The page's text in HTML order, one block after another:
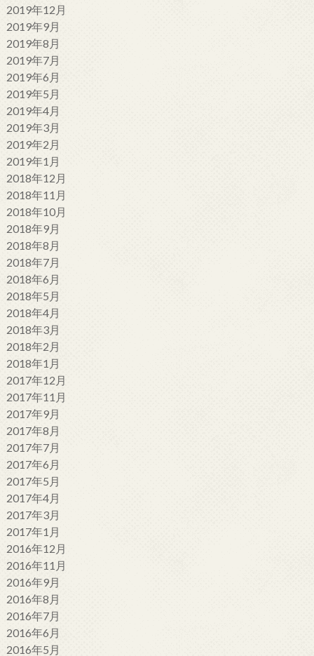
2019年12月
2019年9月
2019年8月
2019年7月
2019年6月
2019年5月
2019年4月
2019年3月
2019年2月
2019年1月
2018年12月
2018年11月
2018年10月
2018年9月
2018年8月
2018年7月
2018年6月
2018年5月
2018年4月
2018年3月
2018年2月
2018年1月
2017年12月
2017年11月
2017年9月
2017年8月
2017年7月
2017年6月
2017年5月
2017年4月
2017年3月
2017年1月
2016年12月
2016年11月
2016年9月
2016年8月
2016年7月
2016年6月
2016年5月